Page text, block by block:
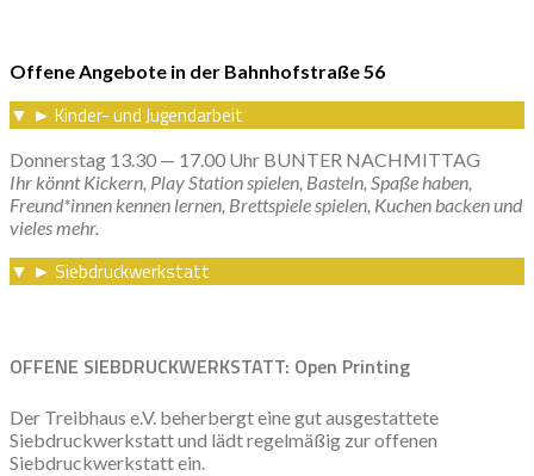
Offene Angebote in der Bahnhofstraße 56
▼ ► Kinder- und Jugendarbeit
Donnerstag 13.30 — 17.00 Uhr BUNTER NACHMITTAG
Ihr könnt Kickern, Play Station spielen, Basteln, Spaße haben,
Freund*innen kennen lernen, Brettspiele spielen, Kuchen backen und
vieles mehr.
▼ ► Siebdruckwerkstatt
OFFENE SIEBDRUCKWERKSTATT: Open Printing
Der Treibhaus e.V. beherbergt eine gut ausgestattete
Siebdruckwerkstatt und lädt regelmäßig zur offenen
Siebdruckwerkstatt ein.